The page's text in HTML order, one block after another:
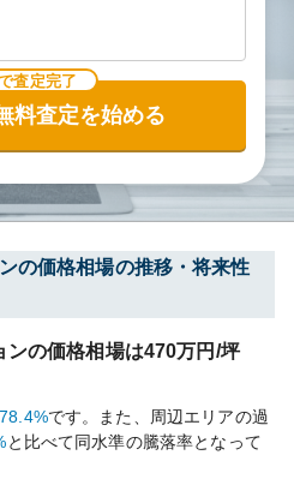
査定完了
料査定を始める
の価格相場の推移・将来性
ンの価格相場は470万円/坪
です。
また、周辺エリアの過
と比べて同水準の騰落率となって